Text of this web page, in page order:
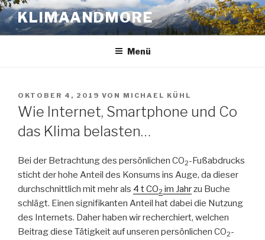
Zum
Inhalt
springen
KLIMAANDMORE
Menü
VERÖFFENTLICHT
AM
OKTOBER 4, 2019 VON MICHAEL KÜHL
Wie Internet, Smartphone und Co
das Klima belasten…
Bei der Betrachtung des persönlichen CO2-Fußabdrucks
sticht der hohe Anteil des Konsums ins Auge, da dieser
durchschnittlich mit mehr als 4 t CO2 im Jahrzu Buche
schlägt. Einen signifikanten Anteil hat dabei die Nutzung
des Internets. Daher haben wir recherchiert, welchen
Beitrag diese Tätigkeit auf unseren persönlichen CO2-